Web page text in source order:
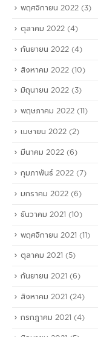
พฤศจิกายน 2022 (3)
ตุลาคม 2022 (4)
กันยายน 2022 (4)
สิงหาคม 2022 (10)
มิถุนายน 2022 (3)
พฤษภาคม 2022 (11)
เมษายน 2022 (2)
มีนาคม 2022 (6)
กุมภาพันธ์ 2022 (7)
มกราคม 2022 (6)
ธันวาคม 2021 (10)
พฤศจิกายน 2021 (11)
ตุลาคม 2021 (5)
กันยายน 2021 (6)
สิงหาคม 2021 (24)
กรกฎาคม 2021 (4)